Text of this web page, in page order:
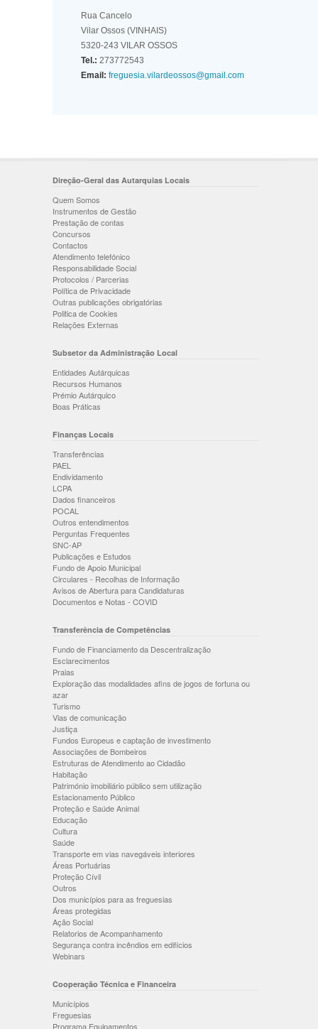
Rua Cancelo
Vilar Ossos (VINHAIS)
5320-243 VILAR OSSOS
Tel.: 273772543
Email: freguesia.vilardeossos@gmail.com
Direção-Geral das Autarquias Locais
Quem Somos
Instrumentos de Gestão
Prestação de contas
Concursos
Contactos
Atendimento telefónico
Responsabilidade Social
Protocolos / Parcerias
Política de Privacidade
Outras publicações obrigatórias
Politica de Cookies
Relações Externas
Subsetor da Administração Local
Entidades Autárquicas
Recursos Humanos
Prémio Autárquico
Boas Práticas
Finanças Locais
Transferências
PAEL
Endividamento
LCPA
Dados financeiros
POCAL
Outros entendimentos
Perguntas Frequentes
SNC-AP
Publicações e Estudos
Fundo de Apoio Municipal
Circulares - Recolhas de Informação
Avisos de Abertura para Candidaturas
Documentos e Notas - COVID
Transferência de Competências
Fundo de Financiamento da Descentralização
Esclarecimentos
Praias
Exploração das modalidades afins de jogos de fortuna ou
azar
Turismo
Vias de comunicação
Justiça
Fundos Europeus e captação de investimento
Associações de Bombeiros
Estruturas de Atendimento ao Cidadão
Habitação
Património imobiliário público sem utilização
Estacionamento Público
Proteção e Saúde Animal
Educação
Cultura
Saúde
Transporte em vias navegáveis interiores
Áreas Portuárias
Proteção Cívil
Outros
Dos municípios para as freguesias
Áreas protegidas
Ação Social
Relatorios de Acompanhamento
Segurança contra incêndios em edifícios
Webinars
Cooperação Técnica e Financeira
Municípios
Freguesias
Programa Equipamentos